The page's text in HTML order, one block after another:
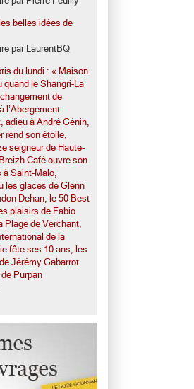
belles idées de
par LaurentBQ
du lundi : « Maison
quand le Shangri-La
de
l’Abergement-
adieu à André Génin,
rend son étoile,
seigneur de Haute-
Café ouvre son
à Saint-Malo,
les glaces de Glenn
Dehan, le 50 Best
plaisirs de Fabio
Plage de Verchant,
de la
fête ses 10 ans, les
Jérémy Gabarrot
Purpan